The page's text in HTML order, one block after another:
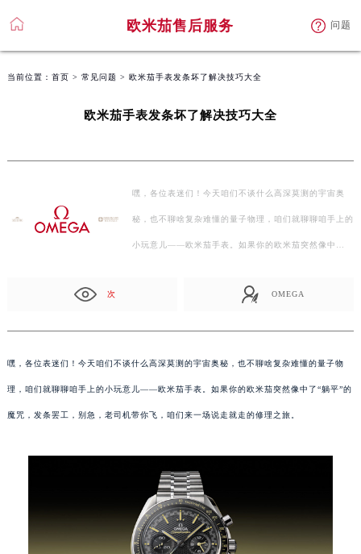
欧米茄售后服务 问题
当前位置： 首页 > 常见问题 > 欧米茄手表发条坏了解决技巧大全
欧米茄手表发条坏了解决技巧大全
嘿，各位表迷们！今天咱们不谈什么高深莫测的宇宙奥
秘，也不聊啥复杂难懂的量子物理，咱们就聊聊咱手上的
小玩意儿——欧米茄手表。如果你的欧米茄突然像中
次 OMEGA
嘿，各位表迷们！今天咱们不谈什么高深莫测的宇宙奥秘，也不聊啥复杂难懂的量子物
理，咱们就聊聊咱手上的小玩意儿——欧米茄手表。如果你的欧米茄突然像中了“躺平”的
魔咒，发条罢工，别急，老司机带你飞，咱们来一场说走就走的修理之旅。